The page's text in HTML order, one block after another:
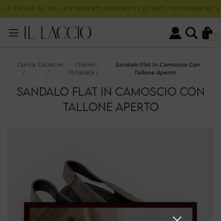
A CAUSA DI RALLENTAMENTI OPERATIVI DI BRT, POTREBBERO
0
Donna
/
Calzature
/
Chanel-
Slingback /
Sandalo Flat In Camoscio Con
Tallone Aperto
SANDALO FLAT IN CAMOSCIO CON
TALLONE APERTO